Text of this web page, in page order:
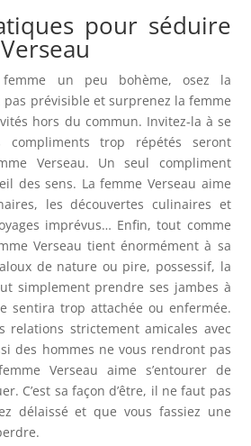
pour séduire
un peu bohème, osez la
pas prévisible et surprenez la femme
hors du commun. Invitez-la à se
trop répétés seront
Verseau. Un seul compliment
des sens. La femme Verseau aime
les découvertes culinaires et
imprévus… Enfin, tout comme
Verseau tient énormément à sa
de nature ou pire, possessif, la
simplement prendre ses jambes à
sentira trop attachée ou enfermée.
relations strictement amicales avec
des hommes ne vous rendront pas
Verseau aime s’entourer de
C’est sa façon d’être, il ne faut pas
délaissé et que vous fassiez une